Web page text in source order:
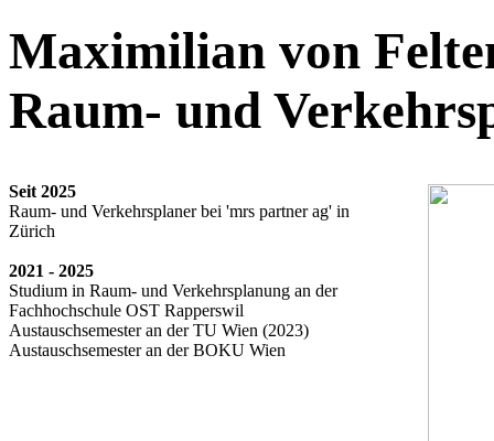
Maximilian von
Raum- und
Seit 2025
Raum- und Verkehrsplaner bei 'mrs partner ag' in
Zürich
2021 - 2025
Studium in Raum- und Verkehrsplanung an der
Fachhochschule OST Rapperswil
Austauschsemester an der TU Wien (2023)
Austauschsemester an der BOKU Wien